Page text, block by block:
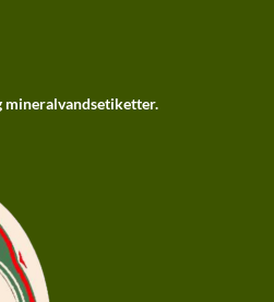
mineralvandsetiketter.